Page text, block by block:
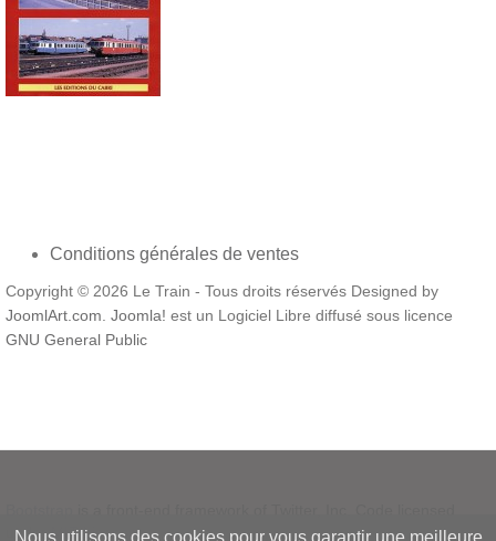
Conditions générales de ventes
Copyright © 2026 Le Train - Tous droits réservés Designed by
JoomlArt.com. Joomla! est un Logiciel Libre diffusé sous licence
GNU General Public
underMIT License.
Nous utilisons des cookies pour vous garantir une meilleure